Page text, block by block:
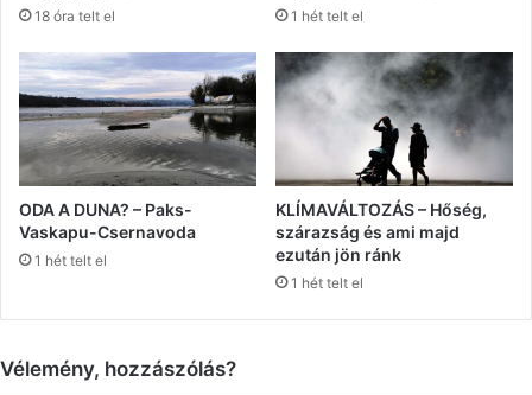
18 óra telt el 1 hét telt el
ODA A DUNA? – Paks-
Vaskapu-Csernavoda
1 hét telt el
KLÍMAVÁLTOZÁS – Hőség,
szárazság és ami majd
ezután jön ránk
1 hét telt el
Vélemény, hozzászólás?